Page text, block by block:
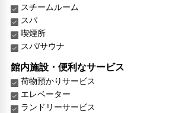
スチームルーム
スパ
喫煙所
スパ/サウナ
館内施設・便利なサービス
荷物預かりサービス
エレベーター
ランドリーサービス